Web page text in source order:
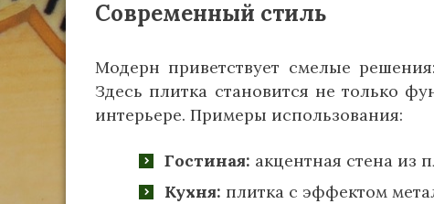
Современный стиль
Модерн приветствует смелые
Здесь плитка становится не только
интерьере. Примеры использования:
Гостиная: акцентная стена из
Кухня: плитка с эффектом